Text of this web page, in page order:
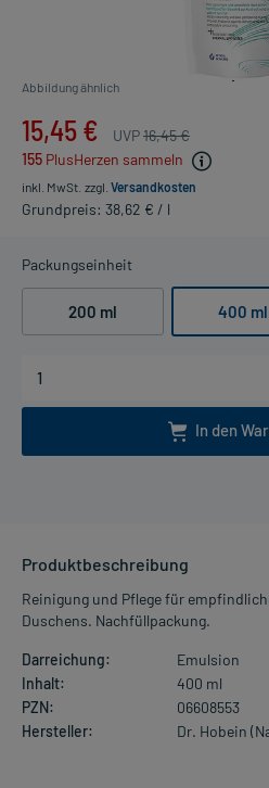
Abbildung ähnlich
15,45 € UVP16,45 €
155 PlusHerzen sammeln
inkl. MwSt. zzgl. Versandkosten
Grundpreis: 38,62 € / l
Packungseinheit
200 ml 400 ml
In den
Produktbeschreibung
Reinigung und Pflege für
Duschens. Nachfüllpackung.
Darreichung:
Emulsion
Inhalt:
400 ml
PZN:
06608553
Hersteller:
Dr. Hobein